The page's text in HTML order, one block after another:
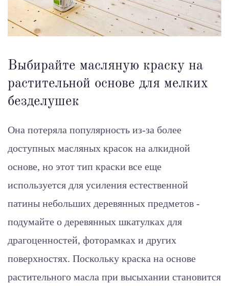
Выбирайте масляную краску на
растительной основе для мелких
безделушек
Она потеряла популярность из-за более
доступных масляных красок на алкидной
основе, но этот тип краски все еще
используется для усиления естественной
патины небольших деревянных предметов -
подумайте о деревянных шкатулках для
драгоценностей, фоторамках и других
поверхностях. Поскольку краска на основе
растительного масла при высыхании становится